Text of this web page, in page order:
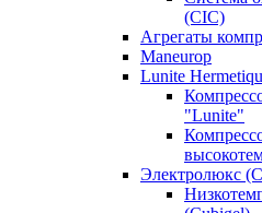
(CIC)
Агрегаты
Maneurop
Lunite
"Lunite"
Электролюкс